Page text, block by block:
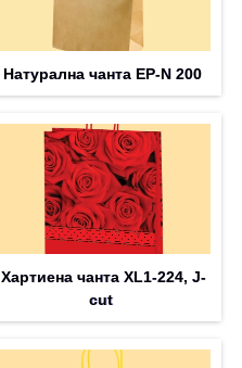
Натурална чанта EP-N 200
Хартиена чанта XL1-224, J-
cut